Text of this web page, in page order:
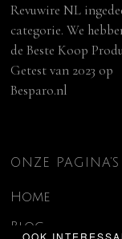
OOK
Revuwire NL
categorie. We
deBeste Koop
Getest van 2023 op
Besparo.nl
ONZE PAGINA’S
Home
Blog